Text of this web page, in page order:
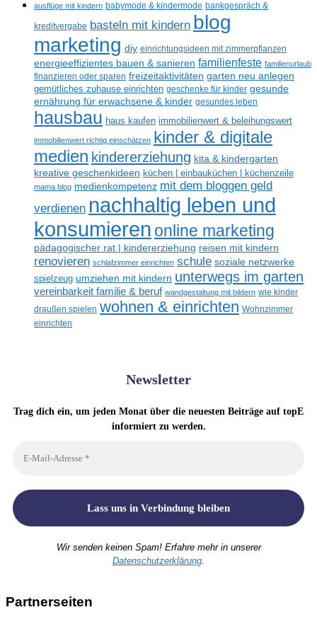
ausflüge mit kindern babymode & kindermode bankgespräch &
kreditvergabe basteln mit kindern blog
marketing diy einrichtungsideen mit zimmerpflanzen
energieeffizientes bauen & sanieren familienfeste familienurlaub
finanzieren oder sparen freizeitaktivitäten garten neu anlegen
gemütliches zuhause einrichten geschenke für kinder gesunde
ernährung für erwachsene & kinder gesundes leben
hausbau haus kaufen immobilienwert & beleihungswert
immobilienwert richtig einschätzen kinder & digitale
medien kindererziehung kita & kindergarten
kreative geschenkideen küchen | einbauküchen | küchenzeile
mama blog medienkompetenz mit dem bloggen geld
verdienen nachhaltig leben und
konsumieren online marketing
pädagogischer rat | kindererziehung reisen mit kindern
renovieren schlafzimmer einrichten schule soziale netzwerke
spielzeug umziehen mit kindern unterwegs im garten
vereinbarkeit familie & beruf wandgestaltung mit bildern wie kinder
draußen spielen wohnen & einrichten Wohnzimmer
einrichten
Newsletter
Trag dich ein, um jeden Monat über die neuesten Beiträge auf topE
informiert zu werden.
Wir senden keinen Spam! Erfahre mehr in unserer
Datenschutzerklärung
Partnerseiten